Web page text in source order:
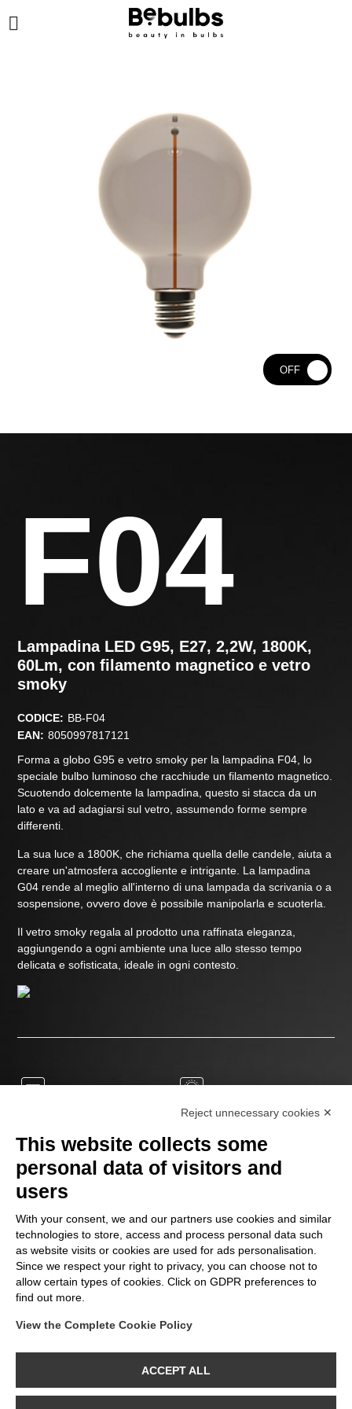
F04
Lampadina LED G95, E27, 2,2W, 1800K,
60Lm, con filamento magnetico e vetro
smoky
CODICE: BB-F04
EAN: 8050997817121
Forma a globo G95 e vetro smoky per la lampadina F04, lo
speciale bulbo luminoso che racchiude un filamento magnetico.
Scuotendo dolcemente la lampadina, questo si stacca da un
lato e va ad adagiarsi sul vetro, assumendo forme sempre
differenti.
La sua luce a 1800K, che richiama quella delle candele, aiuta a
creare un'atmosfera accogliente e intrigante. La lampadina
G04 rende al meglio all'interno di una lampada da scrivania o a
sospensione, ovvero dove è possibile manipolarla e scuoterla.
Il vetro smoky regala al prodotto una raffinata eleganza,
aggiungendo a ogni ambiente una luce allo stesso tempo
delicata e sofisticata, ideale in ogni contesto.
15.000 h
0 sec 50/60 Hz
+7.500 220/240 V
2.2 W Ra 80
SEGUICI SU
OFF
Reject unnecessary cookies ✕
This website collects some
personal data of visitors and
users
With your consent, we and our partners use cookies and similar
technologies to store, access and process personal data such
as website visits or cookies are used for ads personalisation.
Since we respect your right to privacy, you can choose not to
allow certain types of cookies. Click on GDPR preferences to
find out more.
View the Complete Cookie Policy
ACCEPT ALL